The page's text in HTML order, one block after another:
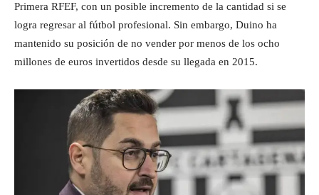
Primera RFEF, con un posible incremento de la cantidad si se
logra regresar al fútbol profesional. Sin embargo, Duino ha
mantenido su posición de no vender por menos de los ocho
millones de euros invertidos desde su llegada en 2015.